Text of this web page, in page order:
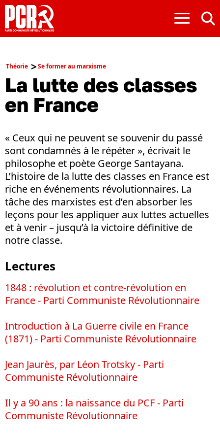
≡
Théorie Se former au marxisme
La lutte des classes
en France
« Ceux qui ne peuvent se souvenir du passé
sont condamnés à le répéter », écrivait le
philosophe et poète George Santayana.
L’histoire de la lutte des classes en France est
riche en événements révolutionnaires. La
tâche des marxistes est d’en absorber les
leçons pour les appliquer aux luttes actuelles
et à venir – jusqu’à la victoire définitive de
notre classe.
Lectures
1848 : révolution et contre-révolution en
France - Parti Communiste Révolutionnaire
Introduction à La Guerre civile en France
(1871) - Parti Communiste Révolutionnaire
Jean Jaurès, par Léon Trotsky - Parti
Communiste Révolutionnaire
Il y a 90 ans : la naissance du PCF - Parti
Communiste Révolutionnaire